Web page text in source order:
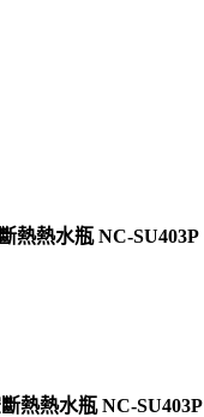
熱熱水瓶 NC-SU403P
熱熱水瓶 NC-SU403P